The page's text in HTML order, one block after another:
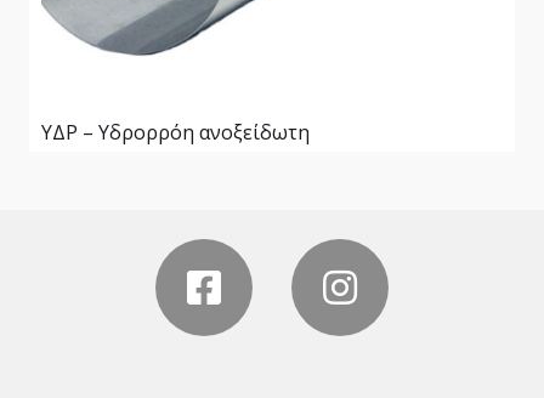
ΥΔΡ – Υδρορρόη ανοξείδωτη